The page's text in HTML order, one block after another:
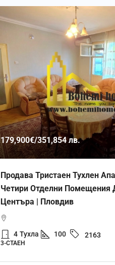
179,900€/351,854 лв.
Продава Тристаен Тухлен
Четири Отделни Помещения
Центъра | Пловдив
4 Тухла 100 2163
3-СТАЕН